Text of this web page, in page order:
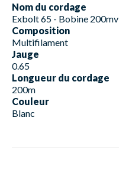
Nom du cordage
Exbolt 65 - Bobine 200mv
Composition
Multifilament
Jauge
0.65
Longueur du cordage
200m
Couleur
Blanc